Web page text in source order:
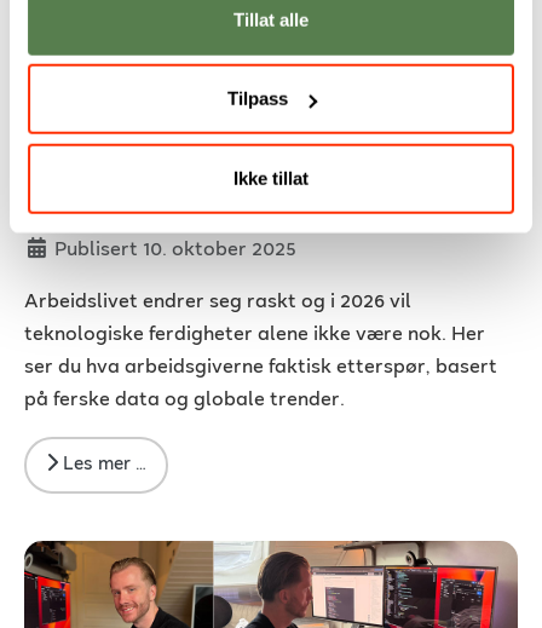
Tillat alle
Tilpass
Ikke tillat
Disse ferdighetene vil arbeidsgivere
Detaljer
Skrevet avSteffen V. McInerney
Publisert 10. oktober 2025
Arbeidslivet endrer seg raskt og i 2026 vil
teknologiske ferdigheter alene ikke være nok. Her
ser du hva arbeidsgiverne faktisk etterspør, basert
på ferske data og globale trender.
Les mer …